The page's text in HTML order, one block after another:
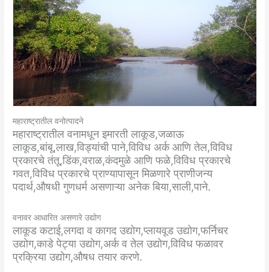
महाराष्ट्रातील वनोत्पादने
महाराष्ट्रातील वनामधून इमारती लाकूड,जळाऊ
लाकूड,बांबू,लाख,विड्यांची पाने,विविध अर्क आणि तेल,विविध
प्रकारचे तंतू,डिंक,वराळ,कंदमुळे आणि फळे,विविध प्रकारचे
गवत,विविध प्रकारचे प्राण्यापासून मिळणारे प्राणीजन्य
पदार्थ,औषधी गुणधर्म असणाऱ्या अनेक बिया,साली,पाने.
वनावर आधारित असणारे उद्योग
लाकूड कटाई,लगदा व कागद उद्योग,प्लायवूड उद्योग,फर्निचर
उद्योग,काडे पेट्या उद्योग,अर्क व तेल उद्योग,विविध फळावर
प्रक्रिया उद्योग,औषध तयार करणे.